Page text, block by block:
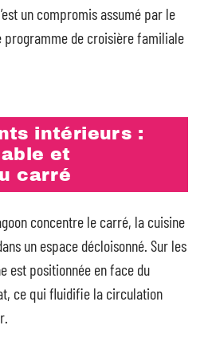
un compromis assumé par le
programme de croisière familiale
intérieurs :
et
carré
concentre le carré, la cuisine
un espace décloisonné. Sur les
est positionnée en face du
ce qui fluidifie la circulation